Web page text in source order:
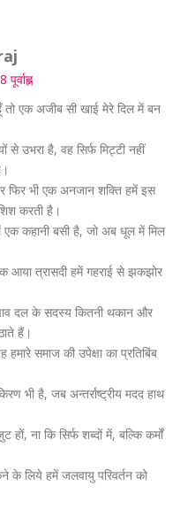
एक अजीब सी खाई मेरे दिल में बन
से उभरा है, वह सिर्फ मिट्टी नहीं
फिर भी एक अनजान शक्ति हमें इस
करती है।
एक कहानी बसी है, जो अब धूल में मिल
त्रासदी हमें गहराई से झकझोर
दल के सदस्य कितनी थकान और
हैं।
समाज की उपेक्षा का प्रतिबिंब
भी है, जब अन्तर्राष्ट्रीय मदद हाथ
ना कि सिर्फ शब्दों में, बल्कि कर्मों
के लिये हमें जलवायु परिवर्तन को